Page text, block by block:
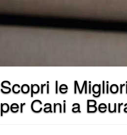
Scopri le
per Cani a